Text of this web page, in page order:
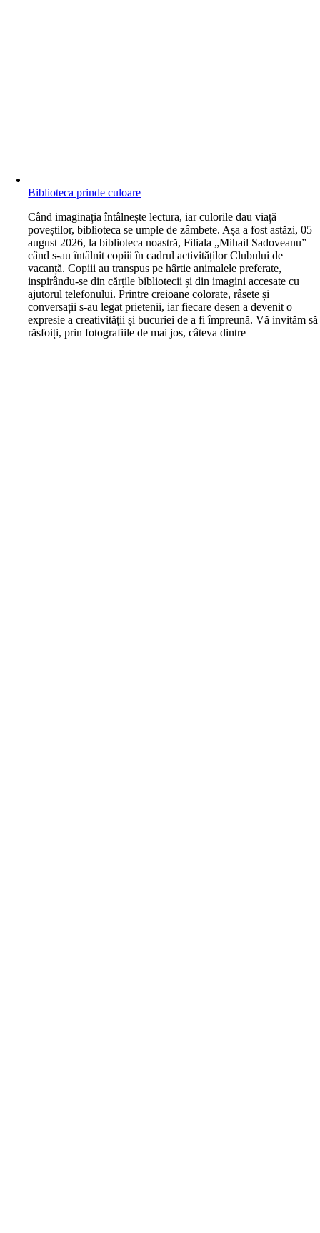
Biblioteca prinde culoare
Când imaginația întâlnește lectura, iar culorile dau viață
poveștilor, biblioteca se umple de zâmbete. Așa a fost astăzi, 05
august 2026, la biblioteca noastră, Filiala „Mihail Sadoveanu”
când s-au întâlnit copiii în cadrul activităților Clubului de
vacanță. Copiii au transpus pe hârtie animalele preferate,
inspirându-se din cărțile bibliotecii și din imagini accesate cu
ajutorul telefonului. Printre creioane colorate, râsete și
conversații s-au legat prietenii, iar fiecare desen a devenit o
expresie a creativității și bucuriei de a fi împreună. Vă invităm să
răsfoiți, prin fotografiile de mai jos, câteva dintre